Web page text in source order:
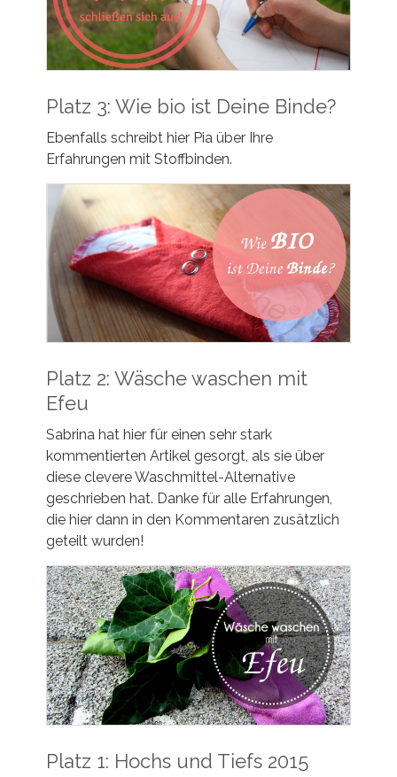
Platz 3: Wie bio ist Deine Binde?
Ebenfalls schreibt hier Pia über Ihre
Erfahrungen mit Stoffbinden.
Platz 2: Wäsche waschen mit
Efeu
Sabrina hat hier für einen sehr stark
kommentierten Artikel gesorgt, als sie über
diese clevere Waschmittel-Alternative
geschrieben hat. Danke für alle Erfahrungen,
die hier dann in den Kommentaren zusätzlich
geteilt wurden!
Platz 1: Hochs und Tiefs 2015